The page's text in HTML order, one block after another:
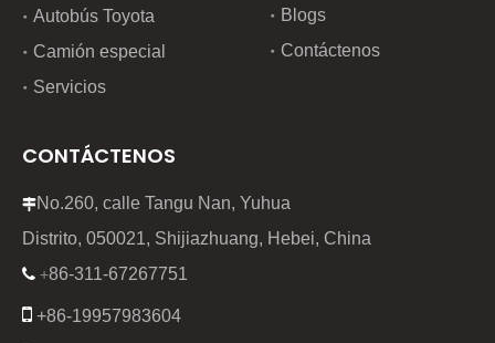
Autobús Toyota
Camión especial
Servicios
Blogs
Contáctenos
CONTÁCTENOS
No.260, calle Tangu Nan, Yuhua
Distrito, 050021, Shijiazhuang, Hebei, China
 +86-311-67267751
 +86-19957983604